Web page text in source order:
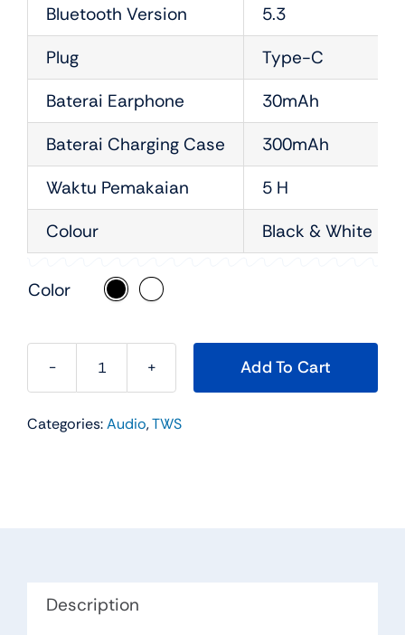
Bluetooth Version
5.3
Plug
Type-C
Baterai Earphone
30mAh
Baterai Charging Case
300mAh
Waktu Pemakaian
5 H
Colour
Black & White
Color
TW-
PLUS
Add To Cart
Categories:Audio,TWS
Description